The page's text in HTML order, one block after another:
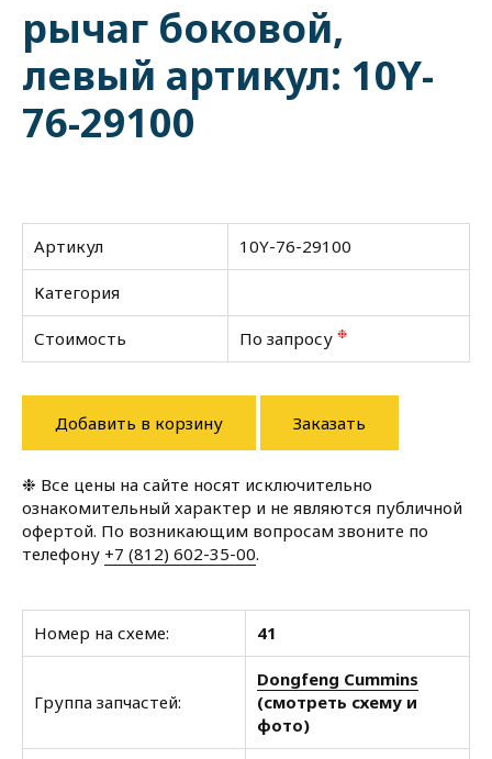
рычаг боковой,
левый артикул: 10Y-
76-29100
Артикул 10Y-76-29100
Категория
Стоимость По запросу ❉
Добавить в корзину Заказать
❉ Все цены на сайте носят исключительно
ознакомительный характер и не являются публичной
офертой. По возникающим вопросам звоните по
телефону +7 (812) 602-35-00.
Номер на схеме: 41
Группа запчастей:
Dongfeng Cummins
(смотреть схему и
фото)